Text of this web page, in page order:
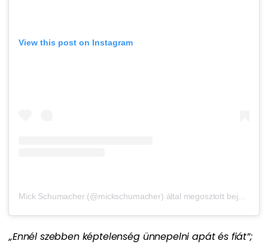
View this post on Instagram
„Ennél szebben képtelenség ünnepelni apát és fiát”;